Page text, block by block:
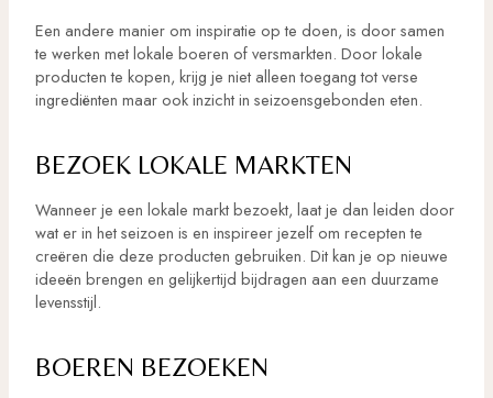
Een andere manier om inspiratie op te doen, is door samen
te werken met lokale boeren of versmarkten. Door lokale
producten te kopen, krijg je niet alleen toegang tot verse
ingrediënten maar ook inzicht in seizoensgebonden eten.
BEZOEK LOKALE MARKTEN
Wanneer je een lokale markt bezoekt, laat je dan leiden door
wat er in het seizoen is en inspireer jezelf om recepten te
creëren die deze producten gebruiken. Dit kan je op nieuwe
ideeën brengen en gelijkertijd bijdragen aan een duurzame
levensstijl.
BOEREN BEZOEKEN